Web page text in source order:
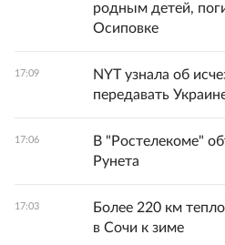
родным детей,
Осиповке
17:09
NYT узнала об
передавать
17:06
В "Ростелекоме"
Рунета
17:03
Более 220 км
в Сочи к зиме